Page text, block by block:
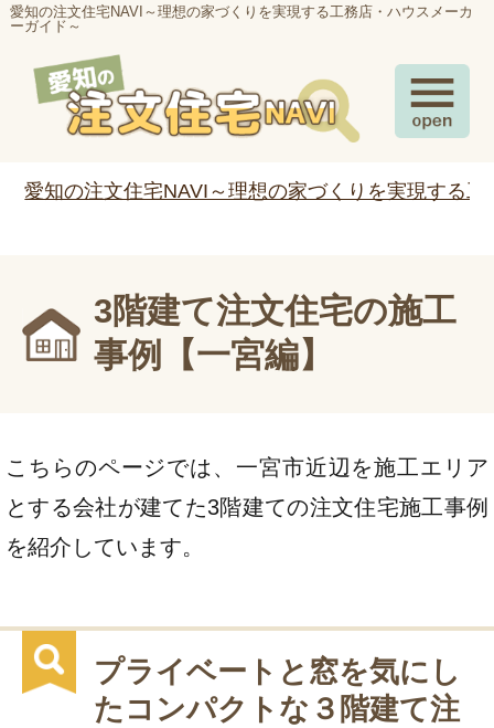
愛知の注文住宅NAVI～理想の家づくりを実現する工務店・ハウスメーカ
ーガイド～
愛知の注文住宅NAVI～理想の家づくりを実現する
3階建て注文住宅の施工
事例【一宮編】
こちらのページでは、一宮市近辺を施工エリア
とする会社が建てた3階建ての注文住宅施工事例
を紹介しています。
プライベートと窓を気にし
たコンパクトな３階建て注